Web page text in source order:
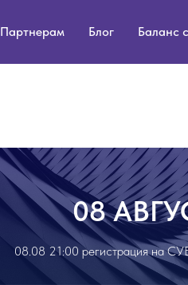
Партнерам Блог Баланс
08
08.08 21:00 регистрация на